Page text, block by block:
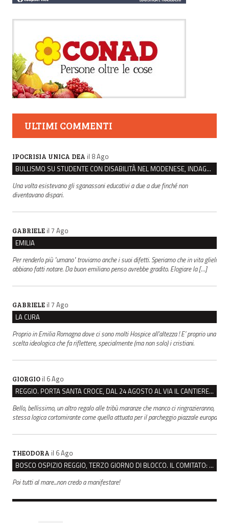
ULTIMI COMMENTI
IPOCRISIA UNICA DEA il 8 Ago
BULLISMO SU STUDENTE CON DISABILITÀ NEL MODENESE, INDAGATI DUE RAGAZZI DI 16 ANNI
Una volta esistevano gli sganassoni educativi a due a due finché non
diventavano dispari.
GABRIELE il 7 Ago
EMILIA
Per renderlo più "umano" troviamo anche i suoi difetti. Speriamo che in vita glieli
abbiano fatti notare. Da buon emiliano penso avrebbe gradito. Elogiare la […]
GABRIELE il 7 Ago
LA CURA
Proprio in Emilia Romagna dove ci sono molti Hospice all’altezza ! E’ proprio una
scelta ideologica che fa riflettere, specialmente (ma non solo) i cristiani.
GIORGIO il 6 Ago
REGGIO. PORTA SANTA CROCE, DAL 24 AGOSTO AL VIA IL CANTIERE PER IL NUOVO COLLETTORE FOGNARIO
Bello, bellissimo, un altro regalo alle tribù maranze che manco ci ringrazieranno,
stessa logica cortomirante come quella attuata per il parcheggio piazzale europa
THEODORA il 6 Ago
BOSCO OSPIZIO REGGIO, TERZO GIORNO DI BLOCCO. IL COMITATO: “PRESIDIO FINO A VENERDÌ”
Poi tutti al mare...non credo a manifestare!